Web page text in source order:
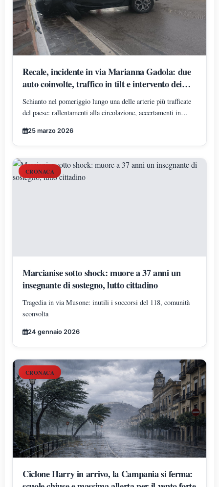
Recale, incidente in via Marianna Gadola: due
auto coinvolte, traffico in tilt e intervento dei
soccorsi
Schianto nel pomeriggio lungo una delle arterie più trafficate
del paese: rallentamenti alla circolazione, accertamenti in
25 marzo 2026
CRONACA
Marcianise sotto shock: muore a 37 anni un
insegnante di sostegno, lutto cittadino
Tragedia in via Musone: inutili i soccorsi del 118, comunità
sconvolta
24 gennaio 2026
CRONACA
Ciclone Harry in arrivo, la Campania si ferma: